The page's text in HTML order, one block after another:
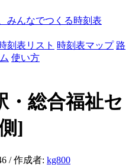
みんなでつくる時刻表
刻表リスト 時刻表マップ 路
使い方
・総合福祉セ
]
/ 作成者: kg800